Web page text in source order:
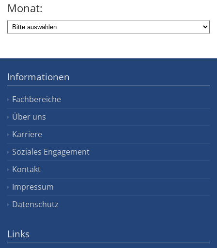
Monat:
Informationen
Fachbereiche
Über uns
Karriere
Soziales Engagement
Kontakt
Impressum
Datenschutz
Links